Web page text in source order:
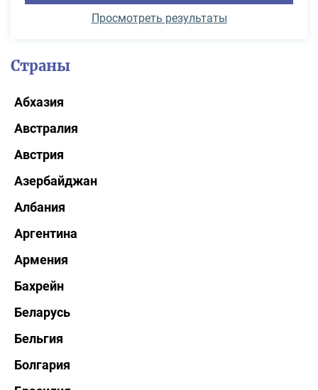
Просмотреть результаты
Страны
Абхазия
Австралия
Австрия
Азербайджан
Албания
Аргентина
Армения
Бахрейн
Беларусь
Бельгия
Болгария